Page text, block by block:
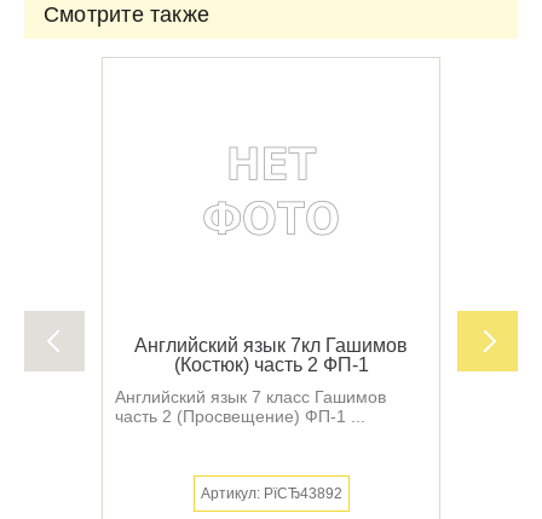
Смотрите также
Английский язык 7кл Гашимов
(Костюк) часть 2 ФП-1
Английский язык 7 класс Гашимов
часть 2 (Просвещение) ФП-1 ...
Артикул: РїСЂ43892